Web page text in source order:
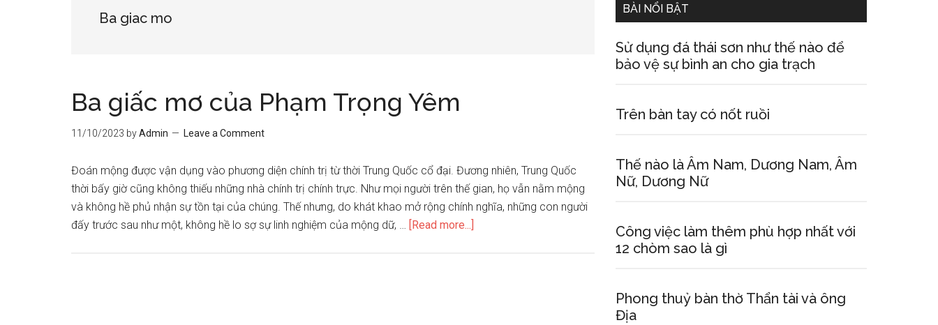
Ba giac mo
Ba giấc mơ của Phạm Trọng Yêm
11/10/2023 byAdmin Leave a Comment
Đoán mộng được vận dụng vào phương diện chính trị từ thời Trung Quốc cổ đại. Đương nhiên, Trung Quốc
thời bấy giờ cũng không thiếu những nhà chính trị chính trực. Như mọi người trên thế gian, họ vẫn nằm mộng
và không hề phủ nhận sự tồn tại của chúng. Thế nhưng, do khát khao mở rộng chính nghĩa, những con người
đấy trước sau như một, không hề lo sợ sự linh nghiệm của mộng dữ, … [Read more...]
BÀI NỔI BẬT
Sử dụng đá thái sơn như thế nào để
bảo vệ sự bình an cho gia trạch
Trên bàn tay có nốt ruồi
Thế nào là Âm Nam, Dương Nam, Âm
Nữ, Dương Nữ
Công việc làm thêm phù hợp nhất với
12 chòm sao là gì
Phong thuỷ bàn thờ Thẩn tài và ông
Địa